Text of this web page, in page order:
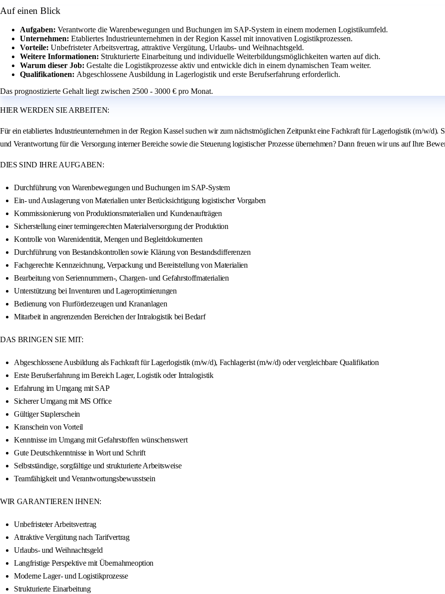
Auf einen Blick
Aufgaben: Verantworte die Warenbewegungen und Buchungen im SAP-System in einem modernen Logistikumfeld.
Unternehmen: Etabliertes Industrieunternehmen in der Region Kassel mit innovativen Logistikprozessen.
Vorteile: Unbefristeter Arbeitsvertrag, attraktive Vergütung, Urlaubs- und Weihnachtsgeld.
Weitere Informationen: Strukturierte Einarbeitung und individuelle Weiterbildungsmöglichkeiten warten auf dich.
Warum dieser Job: Gestalte die Logistikprozesse aktiv und entwickle dich in einem dynamischen Team weiter.
Qualifikationen: Abgeschlossene Ausbildung in Lagerlogistik und erste Berufserfahrung erforderlich.
Das prognostizierte Gehalt liegt zwischen 2500 - 3000 € pro Monat.
HIER WERDEN SIE ARBEITEN:
Für ein etabliertes Industrieunternehmen in der Region Kassel suchen wir zum nächstmöglichen Zeitpunkt eine Fachkraft für Lagerlogistik (m/w/
und Verantwortung für die Versorgung interner Bereiche sowie die Steuerung logistischer Prozesse übernehmen? Dann freuen wir uns auf Ihre
DIES SIND IHRE AUFGABEN:
Durchführung von Warenbewegungen und Buchungen im SAP-System
Ein- und Auslagerung von Materialien unter Berücksichtigung logistischer Vorgaben
Kommissionierung von Produktionsmaterialien und Kundenaufträgen
Sicherstellung einer termingerechten Materialversorgung der Produktion
Kontrolle von Warenidentität, Mengen und Begleitdokumenten
Durchführung von Bestandskontrollen sowie Klärung von Bestandsdifferenzen
Fachgerechte Kennzeichnung, Verpackung und Bereitstellung von Materialien
Bearbeitung von Seriennummern-, Chargen- und Gefahrstoffmaterialien
Unterstützung bei Inventuren und Lageroptimierungen
Bedienung von Flurförderzeugen und Krananlagen
Mitarbeit in angrenzenden Bereichen der Intralogistik bei Bedarf
DAS BRINGEN SIE MIT:
Abgeschlossene Ausbildung als Fachkraft für Lagerlogistik (m/w/d), Fachlagerist (m/w/d) oder vergleichbare Qualifikation
Erste Berufserfahrung im Bereich Lager, Logistik oder Intralogistik
Erfahrung im Umgang mit SAP
Sicherer Umgang mit MS Office
Gültiger Staplerschein
Kranschein von Vorteil
Kenntnisse im Umgang mit Gefahrstoffen wünschenswert
Gute Deutschkenntnisse in Wort und Schrift
Selbstständige, sorgfältige und strukturierte Arbeitsweise
Teamfähigkeit und Verantwortungsbewusstsein
WIR GARANTIEREN IHNEN:
Unbefristeter Arbeitsvertrag
Attraktive Vergütung nach Tarifvertrag
Urlaubs- und Weihnachtsgeld
Langfristige Perspektive mit Übernahmeoption
Moderne Lager- und Logistikprozesse
Strukturierte Einarbeitung